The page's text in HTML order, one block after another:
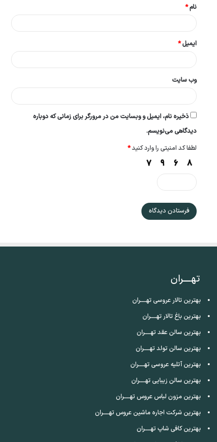
نام*
ایمیل*
وب‌ سایت
ذخیره نام، ایمیل و وبسایت من در مرورگر برای زمانی که دوباره
دیدگاهی می‌نویسم.
لطفا کد امنیتی را وارد کنید*
تهــــران
بهترین تالار عروسی تهــــران
بهترین باغ تالار تهــــران
بهترین سالن عقد تهــــران
بهترین سالن تولد تهــــران
بهترین آتلیه عروسی تهــــران
بهترین سالن زیبایی تهــــران
بهترین مزون لباس عروس تهــــران
بهترین شرکت اجاره ماشین عروس تهــــران
بهترین کافی شاپ تهــــران